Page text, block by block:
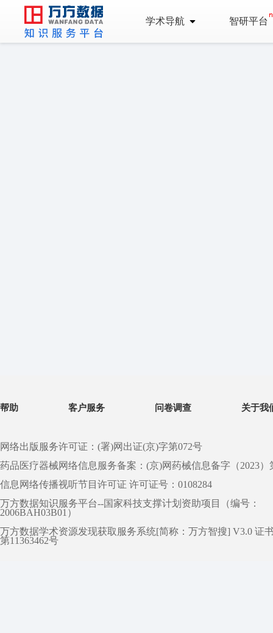
学术导航 智研平台
帮助 客户服务 问卷调查 关于我
网络出版服务许可证：(署)网出证(京)字第072号
药品医疗器械网络信息服务备案：(京)网药械信息备字（2023）
信息网络传播视听节目许可证 许可证号：0108284
万方数据知识服务平台--国家科技支撑计划资助项目（编号：
2006BAH03B01）
万方数据学术资源发现获取服务系统[简称：万方智搜] V3.0 证
第11363462号